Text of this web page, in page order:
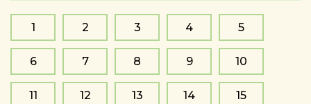
1 2 3 4 5
6 7 8 9 10
11 12 13 14 15